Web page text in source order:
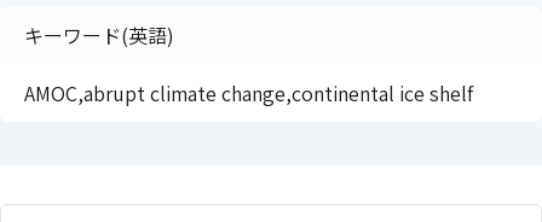
キーワード(英語)
AMOC,abrupt climate change,continental ice shelf